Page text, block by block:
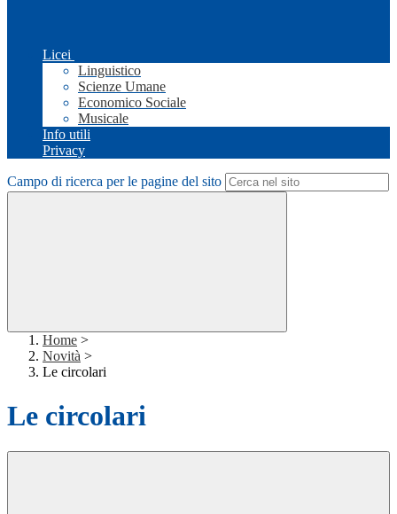
Licei
Linguistico
Scienze Umane
Economico Sociale
Musicale
Info utili
Privacy
Campo di ricerca per le pagine del sito
Home >
Novità >
Le circolari
Le circolari